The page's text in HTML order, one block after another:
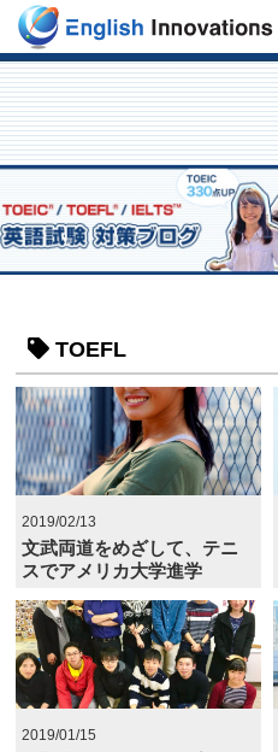
TOEFL
2019/02/13
文武両道をめざして、テニ
スでアメリカ大学進学
2019/01/15